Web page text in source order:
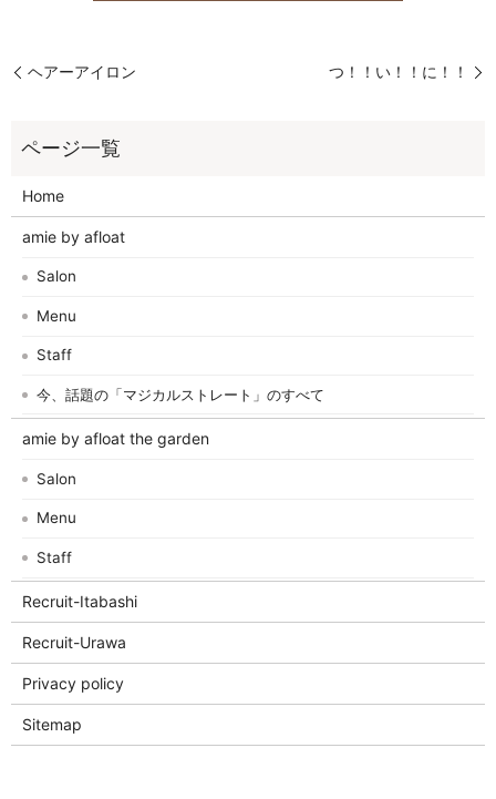
ヘアーアイロン つ！！い！！に！！
Home
amie by afloat
Salon
Menu
Staff
今、話題の「マジカルストレート」のすべて
amie by afloat the garden
Salon
Menu
Staff
Recruit-Itabashi
Recruit-Urawa
Privacy policy
Sitemap